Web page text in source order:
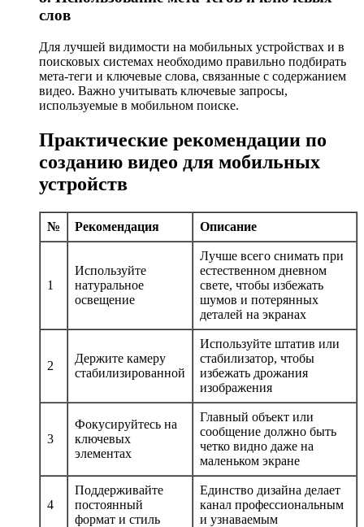
слов
Для лучшей видимости на мобильных устройствах и в
поисковых системах необходимо правильно подбирать
мета-теги и ключевые слова, связанные с содержанием
видео. Важно учитывать ключевые запросы,
используемые в мобильном поиске.
Практические рекомендации по
созданию видео для мобильных
устройств
№ Рекомендация Описание
1
Используйте
натуральное
освещение
Лучше всего снимать при
естественном дневном
свете, чтобы избежать
шумов и потерянных
деталей на экранах
2
Держите камеру
стабилизированной
Используйте штатив или
стабилизатор, чтобы
избежать дрожания
изображения
3
Фокусируйтесь на
ключевых
элементах
Главный объект или
сообщение должно быть
четко видно даже на
маленьком экране
4
Поддерживайте
постоянный
формат и стиль
Единство дизайна делает
канал профессиональным
и узнаваемым